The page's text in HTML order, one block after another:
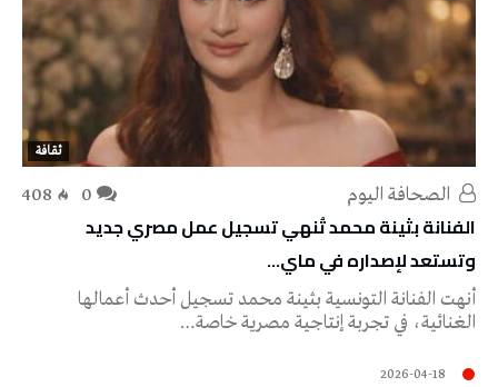
ثقافة
408
الفنانة بثينة محمد تُنهي تسجيل عمل مصري جديد
وتستعد لإصداره في ماي…
أنهت الفنانة التونسية بثينة محمد تسجيل أحدث أعمالها
الغنائية، في تجربة إنتاجية مصرية خاصة…
2026-04-18